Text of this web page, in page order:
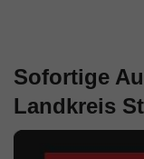
Sofortige
Landkreis